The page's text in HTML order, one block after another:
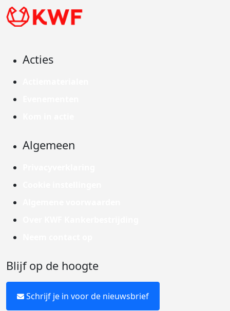
Acties
Algemeen
Blijf op de hoogte
Schrijf je in voor de nieuwsbrief